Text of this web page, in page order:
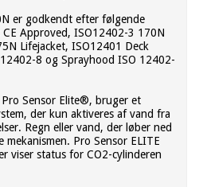
er godkendt efter følgende
Approved, ISO12402-3 170N
Lifejacket, ISO12401 Deck
8 og Sprayhood ISO 12402-
Sensor Elite®, bruger et
der kun aktiveres af vand fra
Regn eller vand, der løber ned
mekanismen. Pro Sensor ELITE
viser status for CO2-cylinderen